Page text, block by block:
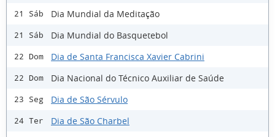
21 Sáb Dia Mundial da Meditação
21 Sáb Dia Mundial do Basquetebol
22 Dom Dia de Santa Francisca Xavier Cabrini
22 Dom Dia Nacional do Técnico Auxiliar de Saúde
23 Seg Dia de São Sérvulo
24 Ter
Dia de São Charbel